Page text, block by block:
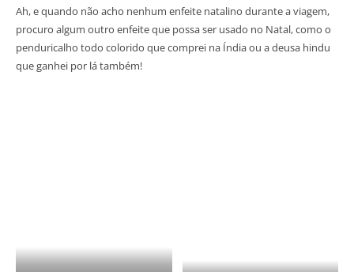
Ah, e quando não acho nenhum enfeite natalino durante a viagem,
procuro algum outro enfeite que possa ser usado no Natal, como o
penduricalho todo colorido que comprei na Índia ou a deusa hindu
que ganhei por lá também!